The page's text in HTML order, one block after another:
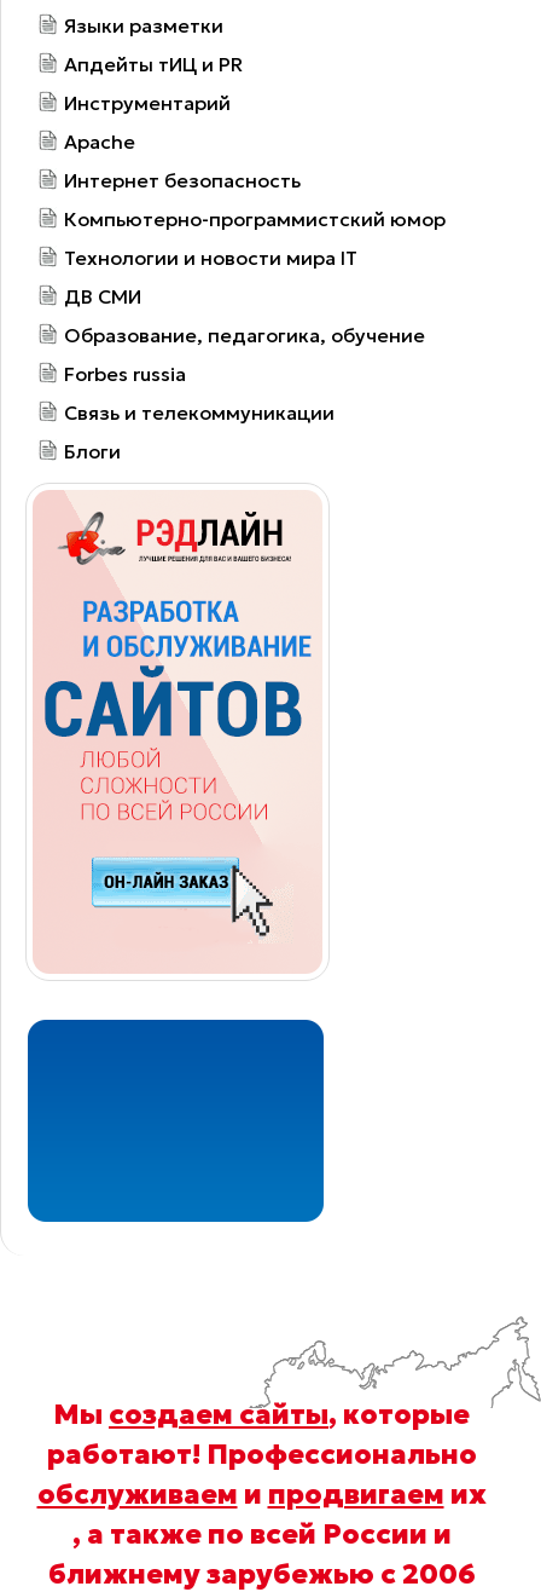
Языки разметки
Апдейты тИЦ и PR
Инструментарий
Apache
Интернет безопасность
Компьютерно-программистский юмор
Технологии и новости мира IT
ДВ СМИ
Образование, педагогика, обучение
Forbes russia
Связь и телекоммуникации
Блоги
Мы создаем сайты, которые
работают! Профессионально
обслуживаем и продвигаем их
, а также по всей России и
ближнему зарубежью с 2006